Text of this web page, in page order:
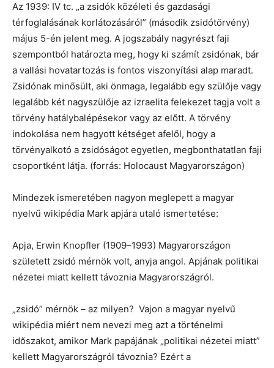
Az 1939: IV tc. „a zsidók közéleti és gazdasági
térfoglalásának korlátozásáról” (második zsidótörvény)
május 5-én jelent meg. A jogszabály nagyrészt faji
szempontból határozta meg, hogy ki számít zsidónak, bár
a vallási hovatartozás is fontos viszonyítási alap maradt.
Zsidónak minősült, aki önmaga, legalább egy szülője vagy
legalább két nagyszülője az izraelita felekezet tagja volt a
törvény hatálybalépésekor vagy az előtt. A törvény
indokolása nem hagyott kétséget afelől, hogy a
törvényalkotó a zsidóságot egyetlen, megbonthatatlan faji
csoportként látja. (forrás: Holocaust Magyarországon)
Mindezek ismeretében nagyon meglepett a magyar
nyelvű wikipédia Mark apjára utaló ismertetése:
Apja, Erwin Knopfler (1909–1993) Magyarországon
született zsidó mérnök volt, anyja angol. Apjának politikai
nézetei miatt kellett távoznia Magyarországról.
„zsidó” mérnök – az milyen? Vajon a magyar nyelvű
wikipédia miért nem nevezi meg azt a történelmi
időszakot, amikor Mark papájának „politikai nézetei miatt”
kellett Magyarországról távoznia? Ezért a